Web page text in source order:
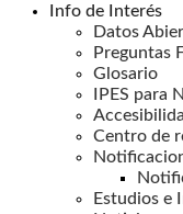
Info de Interés
Datos
Preguntas
Glosario
IPES para
Centro de
Estudios e